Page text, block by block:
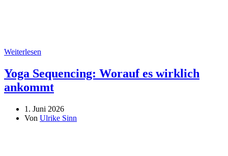
Weiterlesen
Yoga Sequencing: Worauf es wirklich
ankommt
1. Juni 2026
Von Ulrike Sinn